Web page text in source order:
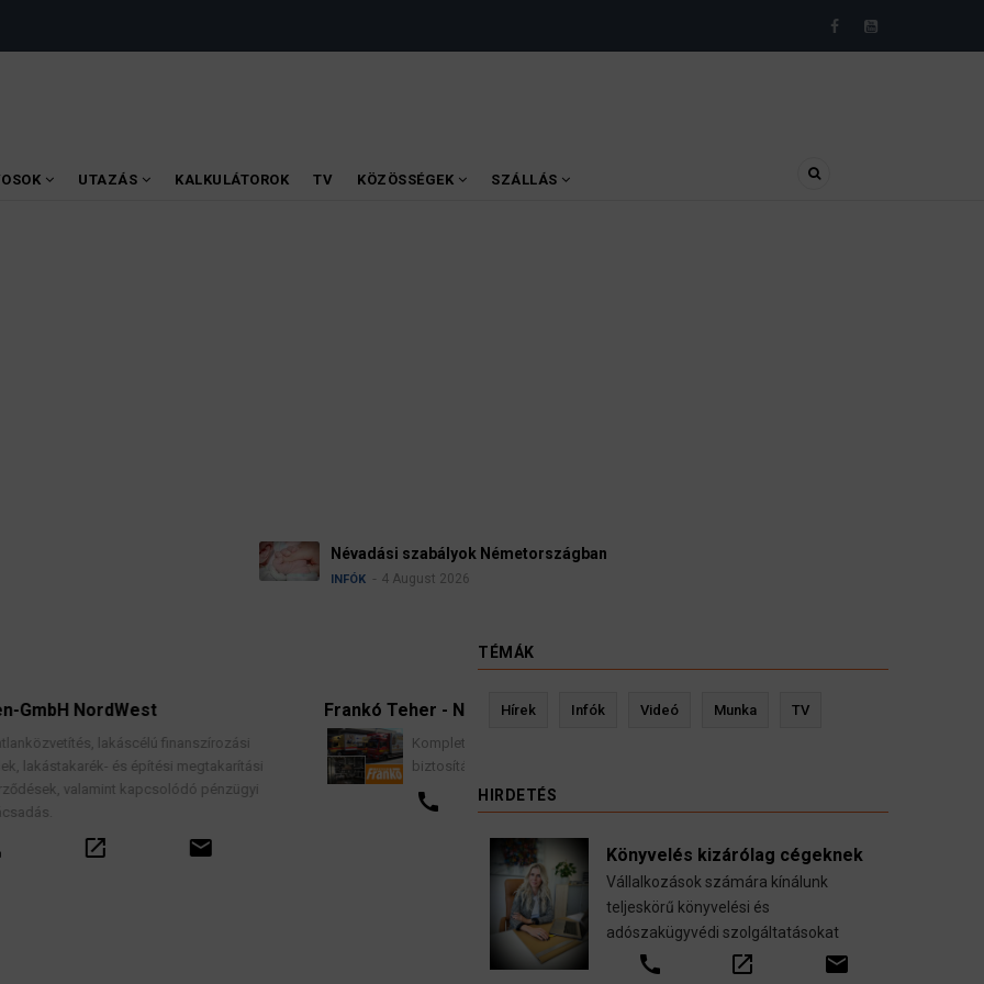
UTAZÁS KALKULÁTOROK TV KÖZÖSSÉGEK SZÁLLÁS
Névadási szabályok Németországban
INFÓK 4 August 2026
Frankó Teher - Nemzetközi Költöztetés
Komplett lakások professzionális költöztetése
biztosítással, teljes garancia vállalással.
call
Kevin Ressler biztosítási szakértő
TÉMÁK
Hírek Infók Videó Munka TV
HIRDETÉS
Könyvelés kizárólag cégeknek
Vállalkozások számára kínálunk
teljeskörű könyvelési és
adószakügyvédi szolgáltatásokat
call open_in_new email